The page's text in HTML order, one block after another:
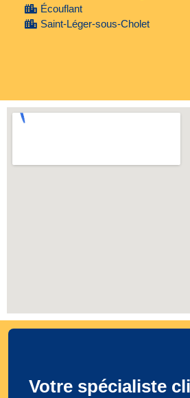
Écouflant
Saint-Léger-sous-Cholet
Votre spécialiste